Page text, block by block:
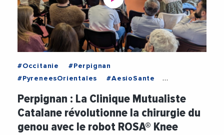
#Occitanie
#Perpignan
#PyreneesOrientales
#AesioSante
#Medecine
#Medtech #Robot
#Sante
#Technologie
#Videos
Perpignan : La Clinique Mutualiste
Catalane révolutionne la chirurgie du
genou avec le robot ROSA® Knee